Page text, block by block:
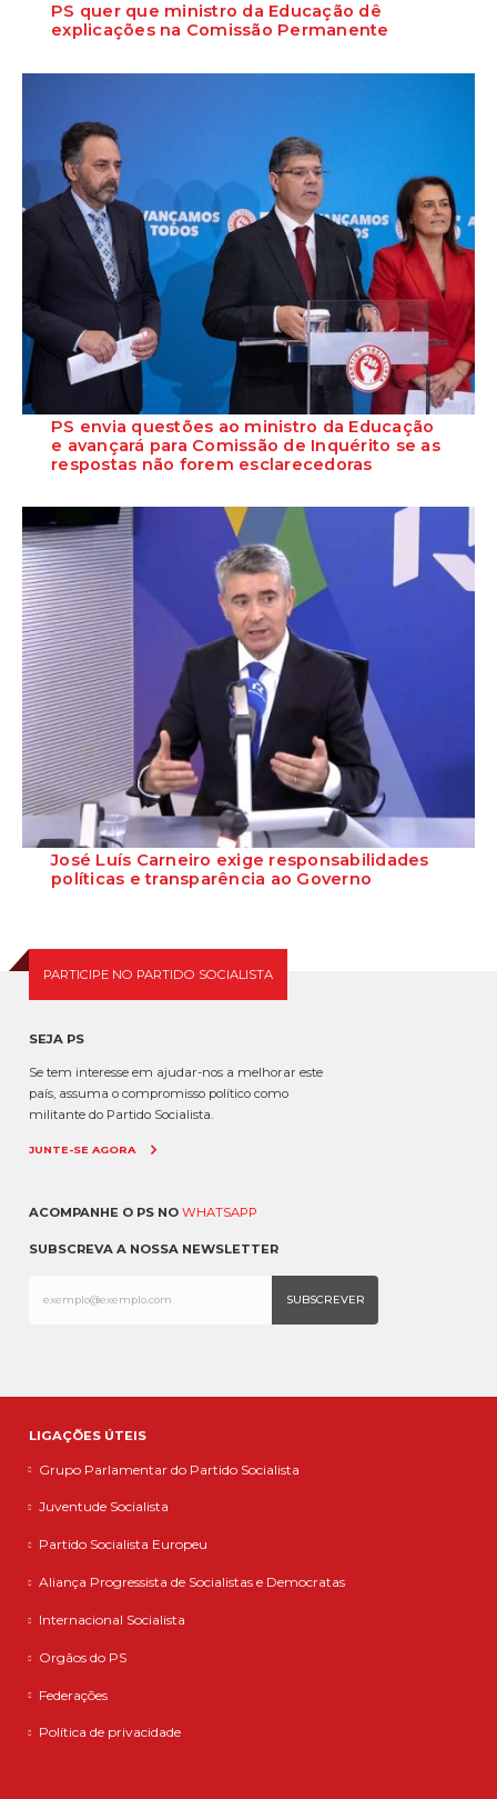
PS quer que ministro da Educação dê
explicações na Comissão Permanente
PS envia questões ao ministro da Educação
e avançará para Comissão de Inquérito se as
respostas não forem esclarecedoras
enviar hoje um conjunto alargado...
José Luís Carneiro exige responsabilidades
políticas e transparência ao Governo
PARTICIPE NO PARTIDO SOCIALISTA
SEJA PS
Se tem interesse em ajudar-nos a melhorar este
país, assuma o compromisso político como
militante do Partido Socialista.
JUNTE-SE AGORA
ACOMPANHE O PS NO WHATSAPP
SUBSCREVA A NOSSA NEWSLETTER
LIGAÇÕES ÚTEIS
Grupo Parlamentar do Partido Socialista
Juventude Socialista
Partido Socialista Europeu
Aliança Progressista de Socialistas e Democratas
Internacional Socialista
Orgãos do PS
Federações
Política de privacidade